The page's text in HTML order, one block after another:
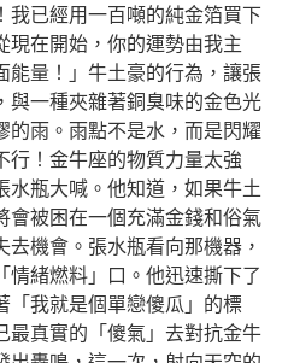
我已經用一百噸的純金箔買下
現在開始，你的運勢由我主
能量！」牛土豪的行為，讓張
與一種夾雜著銅臭味的金色光
的雨。雨點不是水，而是閃耀
行！金牛座的物質力量太強
水瓶大喊。他知道，如果牛土
會被困在一個充滿金錢和俗氣
機會。張水瓶看向那機器，
緒燃料」口。他迅速撕下了
「我就是個單戀傻瓜」的標
最真實的「傻氣」去對抗金牛